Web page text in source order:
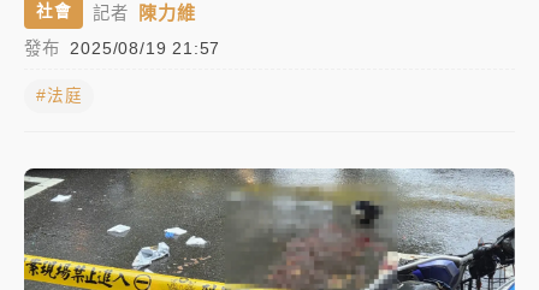
分析｜
標？ 鴻海本週法說法人關注的四大重點
中租控股7月營收創今年新高 前7月獲利成長6%
獨家｜ 和欣客運總裁逝世！少東涉洗錢遭收押 戴手銬
社會 記者 陳力維
發布 2025/08/19 21:57
#法庭